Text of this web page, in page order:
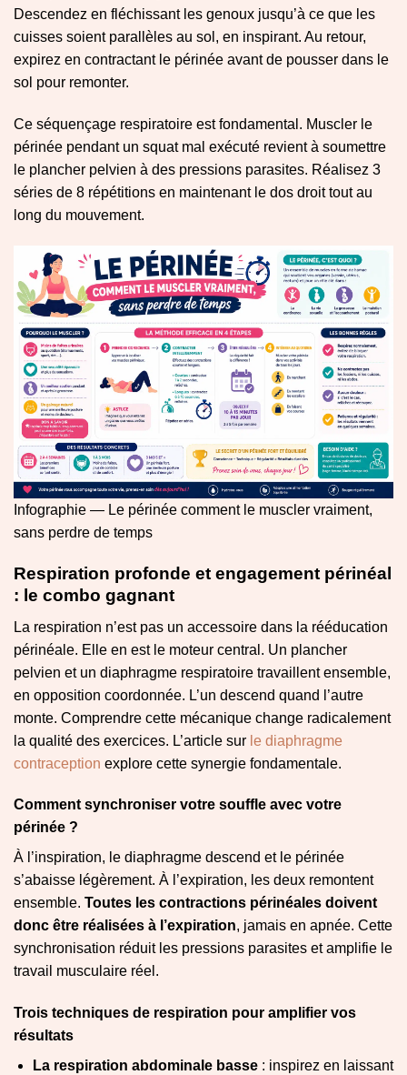
Descendez en fléchissant les genoux jusqu’à ce que les
cuisses soient parallèles au sol, en inspirant. Au retour,
expirez en contractant le périnée avant de pousser dans le
sol pour remonter.
Ce séquençage respiratoire est fondamental. Muscler le
périnée pendant un squat mal exécuté revient à soumettre
le plancher pelvien à des pressions parasites. Réalisez 3
séries de 8 répétitions en maintenant le dos droit tout au
long du mouvement.
Infographie — Le périnée comment le muscler vraiment,
sans perdre de temps
Respiration profonde et engagement périnéal
: le combo gagnant
La respiration n’est pas un accessoire dans la rééducation
périnéale. Elle en est le moteur central. Un plancher
pelvien et un diaphragme respiratoire travaillent ensemble,
en opposition coordonnée. L’un descend quand l’autre
monte. Comprendre cette mécanique change radicalement
la qualité des exercices. L’article sur le diaphragme
contraception explore cette synergie fondamentale.
Comment synchroniser votre souffle avec votre
périnée ?
À l’inspiration, le diaphragme descend et le périnée
s’abaisse légèrement. À l’expiration, les deux remontent
ensemble. Toutes les contractions périnéales doivent
donc être réalisées à l’expiration, jamais en apnée. Cette
synchronisation réduit les pressions parasites et amplifie le
travail musculaire réel.
Trois techniques de respiration pour amplifier vos
résultats
La respiration abdominale basse: inspirez en laissant